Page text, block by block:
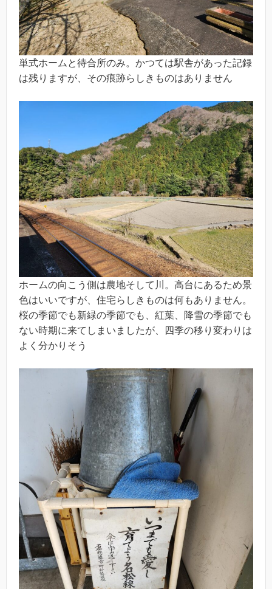
単式ホームと待合所のみ。かつては駅舎があった記録
は残りますが、その痕跡らしきものはありません
ホームの向こう側は農地そして川。高台にあるため景
色はいいですが、住宅らしきものは何もありません。
桜の季節でも新緑の季節でも、紅葉、降雪の季節でも
ない時期に来てしまいましたが、四季の移り変わりは
よく分かりそう